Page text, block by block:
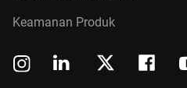
Keamanan Produk